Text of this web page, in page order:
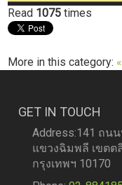
Read 1075 times
More in this category:
GET IN TOUCH
Address:141 ถน
แขวงฉิมพลี เขตต
กรุงเทพฯ 10170